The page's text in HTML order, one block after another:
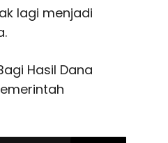
lagi menjadi
Hasil Dana